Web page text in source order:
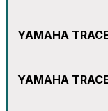
YAMAHA
YAMAHA